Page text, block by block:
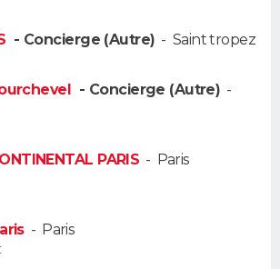
- Concierge (Autre) - Saint tropez
- Concierge (Autre) -
PARIS - Paris
- Paris